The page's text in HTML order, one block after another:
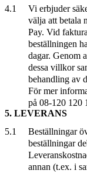
4.1
Vi erbjuder
välja att betala
Pay. Vid
beställningen
dagar. Genom
dessa villkor
behandling av
För mer
på 08-120 120
5. LEVERANS
5.1
Beställningar
beställningar
annan (t.ex. i